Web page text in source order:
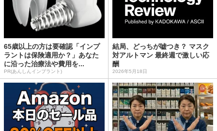
65歳以上の方は要確認「インプ
ラントは保険適用か？」あなた
に沿った治療法や費用を...
PR(あんしんインプラント)
結局、どっちが嘘つき？ マスク
対アルトマン 最終週で激しい応
酬
2026年5月18日